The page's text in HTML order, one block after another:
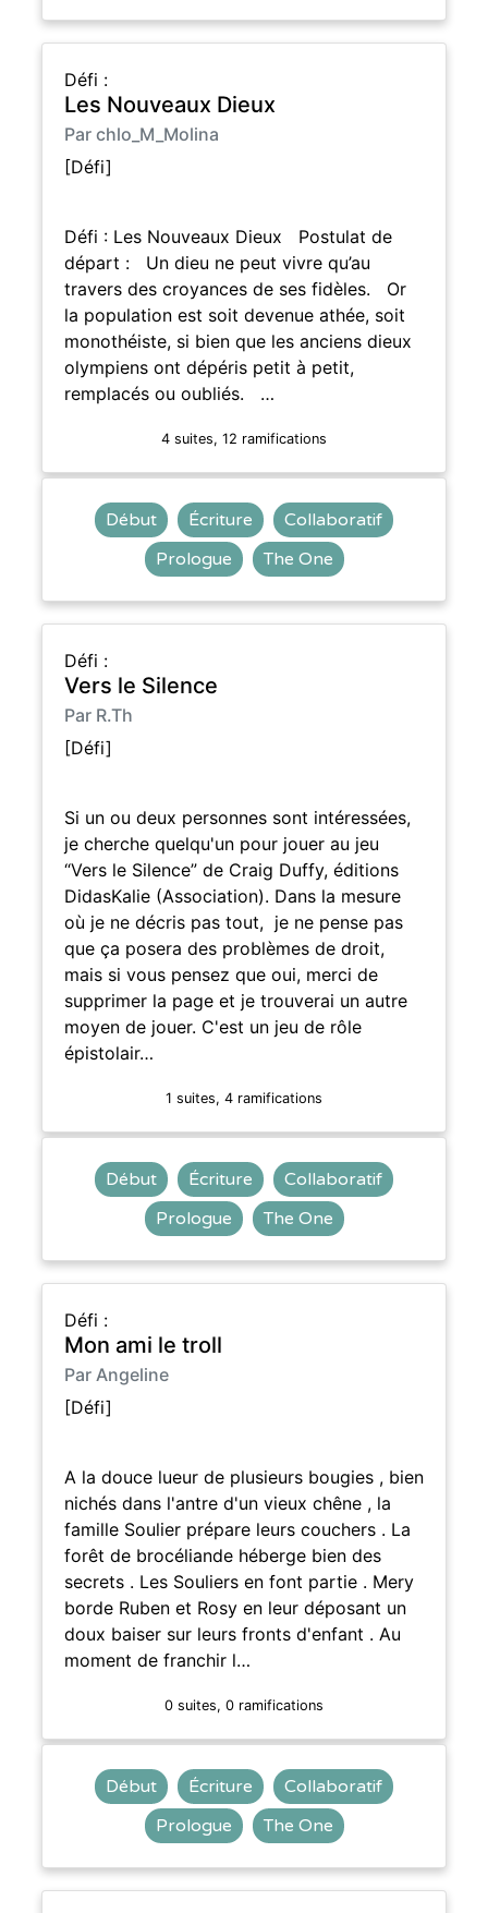
Défi :
Les Nouveaux Dieux
Par chlo_M_Molina
[Défi]
Défi : Les Nouveaux Dieux Postulat de
départ : Un dieu ne peut vivre qu’au
travers des croyances de ses fidèles. Or
la population est soit devenue athée, soit
monothéiste, si bien que les anciens dieux
olympiens ont dépéris petit à petit,
remplacés ou oubliés. …
4 suites, 12 ramifications
Début Écriture
Collaboratif
Prologue
The One
Défi :
Vers le Silence
Par R.Th
[Défi]
Si un ou deux personnes sont intéressées,
je cherche quelqu'un pour jouer au jeu
“Vers le Silence” de Craig Duffy, éditions
DidasKalie (Association). Dans la mesure
où je ne décris pas tout, je ne pense pas
que ça posera des problèmes de droit,
mais si vous pensez que oui, merci de
supprimer la page et je trouverai un autre
moyen de jouer. C'est un jeu de rôle
épistolair…
1 suites, 4 ramifications
Début Écriture
Collaboratif
Prologue
The One
Défi :
Mon ami le troll
Par Angeline
[Défi]
A la douce lueur de plusieurs bougies , bien
nichés dans l'antre d'un vieux chêne , la
famille Soulier prépare leurs couchers . La
forêt de brocéliande héberge bien des
secrets . Les Souliers en font partie . Mery
borde Ruben et Rosy en leur déposant un
doux baiser sur leurs fronts d'enfant . Au
moment de franchir l…
0 suites, 0 ramifications
Début Écriture
Collaboratif
Prologue
The One